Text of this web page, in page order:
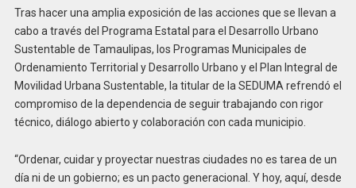
Tras hacer una amplia exposición de las acciones que se llevan a
cabo a través del Programa Estatal para el Desarrollo Urbano
Sustentable de Tamaulipas, los Programas Municipales de
Ordenamiento Territorial y Desarrollo Urbano y el Plan Integral de
Movilidad Urbana Sustentable, la titular de la SEDUMA refrendó el
compromiso de la dependencia de seguir trabajando con rigor
técnico, diálogo abierto y colaboración con cada municipio.
“Ordenar, cuidar y proyectar nuestras ciudades no es tarea de un
día ni de un gobierno; es un pacto generacional. Y hoy, aquí, desde